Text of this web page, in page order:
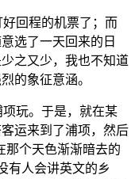
回程的机票了；而
选了一天回来的日
之又少，我也不知道
的象征意涵。
玩。于是，就在某
运来到了浦项，然后
个天色渐渐暗去的
有人会讲英文的乡